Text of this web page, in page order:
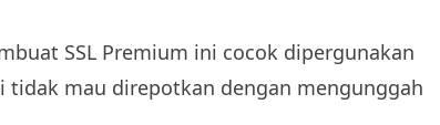
SSL Premium ini cocok dipergunakan
mau direpotkan dengan mengunggah